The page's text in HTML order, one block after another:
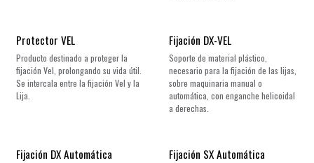
Protector VEL
Producto destinado a proteger la
fijación Vel, prolongando su vida útil.
Se intercala entre la fijación Vel y la
Lija.
Fijación DX-VEL
Soporte de material plástico,
necesario para la fijación de las lijas,
sobre maquinaria manual o
automática, con enganche helicoidal
a derechas.
Fijación DX Automática Fijación SX Automática